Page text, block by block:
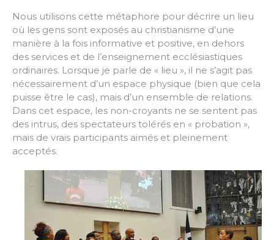
Nous utilisons cette métaphore pour décrire un lieu
où les gens sont exposés au christianisme d’une
manière à la fois informative et positive, en dehors
des services et de l’enseignement ecclésiastiques
ordinaires. Lorsque je parle de « lieu », il ne s’agit pas
nécessairement d’un espace physique (bien que cela
puisse être le cas), mais d’un ensemble de relations.
Dans cet espace, les non-croyants ne se sentent pas
des intrus, des spectateurs tolérés en « probation »,
mais de vrais participants aimés et pleinement
acceptés.